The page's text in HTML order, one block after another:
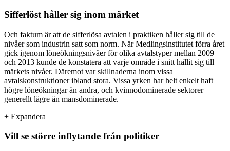
Sifferlöst håller sig inom märket
Och faktum är att de sifferlösa avtalen i praktiken håller sig till de
nivåer som industrin satt som norm. När Medlingsinstitutet förra året
gick igenom löneökningsnivåer för olika avtalstyper mellan 2009
och 2013 kunde de konstatera att varje område i snitt hållit sig till
märkets nivåer. Däremot var skillnaderna inom vissa
avtalskonstruktioner ibland stora. Vissa yrken har helt enkelt haft
högre löneökningar än andra, och kvinnodominerade sektorer
generellt lägre än mansdominerade.
+ Expandera
Vill se större inflytande från politiker